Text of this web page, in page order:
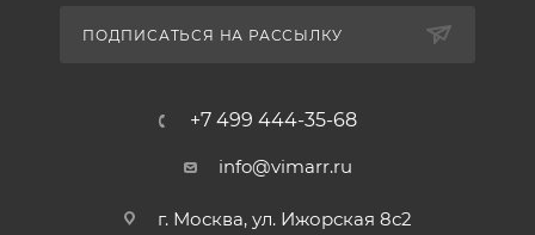
ПОДПИСАТЬСЯ НА РАССЫЛКУ
+7 499 444-35-68
info@vimarr.ru
г. Москва, ул. Ижорская 8с2